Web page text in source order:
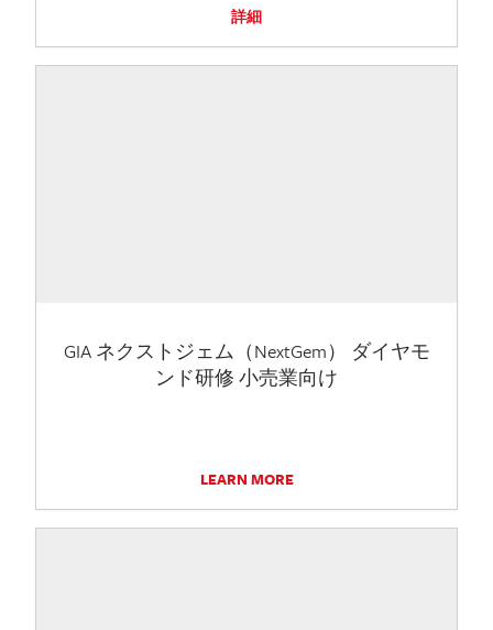
詳細
GIA ネクストジェム（NextGem） ダイヤモ
ンド研修 小売業向け
LEARN MORE